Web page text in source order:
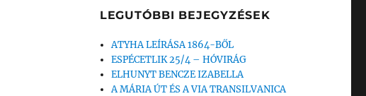
LEGUTÓBBI BEJEGYZÉSEK
ATYHA LEÍRÁSA 1864-BŐL
ESPÉCETLIK 25/4 – HÓVIRÁG
ELHUNYT BENCZE IZABELLA
A MÁRIA ÚT ÉS A VIA TRANSILVANICA